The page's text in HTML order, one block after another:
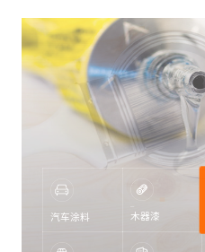
汽车涂料 木器漆